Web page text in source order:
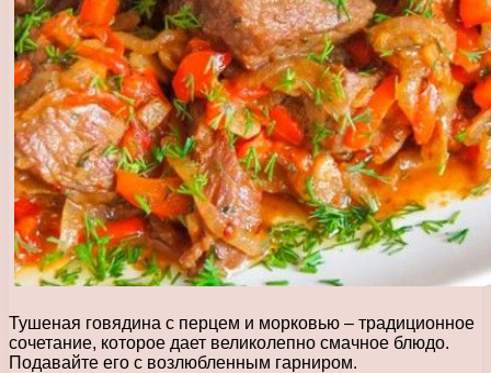
Тушеная говядина с перцем и морковью – традиционное
сочетание, которое дает великолепно смачное блюдо.
Подавайте его с возлюбленным гарниром.